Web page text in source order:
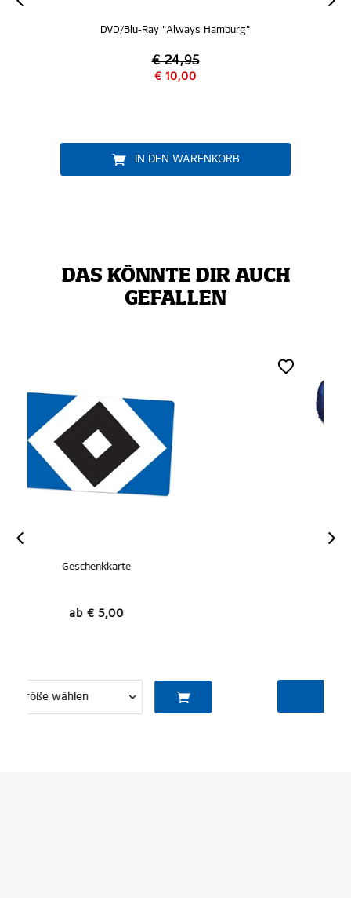
Blu-Ray "Always Hamburg"
IN DEN WARENKORB
DAS KÖNNTE DIR AUCH
GEFALLEN
IN DEN WARENKORB